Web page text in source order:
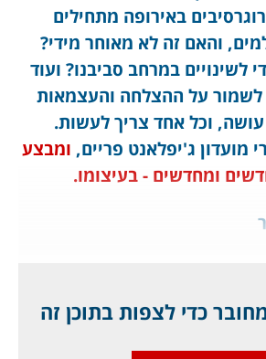
באירופה מתחילים
והאם זה לא מאוחר מידי?
לשינויים במרחב סביבנו? ועוד
לשמור על ההצלחה והעצמאות
וכל אחד צריך לעשות.
מועדון ג'יפלאנט פריים, ומבצע
ומחדשים - בעיצומו.
וצרפת, בכל רחבי המרחב
כדי לצפות בתוכן זה